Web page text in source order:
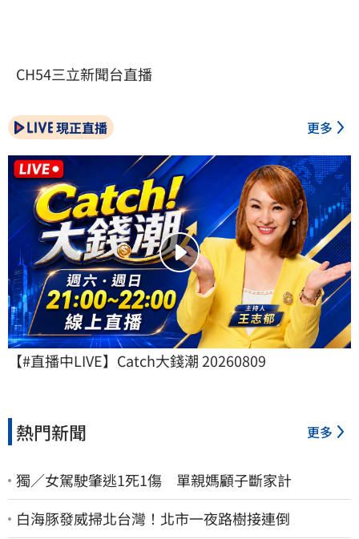
CH54三立新聞台直播
現正直播 更多
【#直播中LIVE】Catch大錢潮 20260809
熱門新聞 更多
獨／女駕駛肇逃1死1傷 單親媽顧子斷家計
白海豚發威掃北台灣！北市一夜路樹接連倒